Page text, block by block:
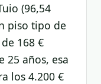
(96,54
piso tipo de
168 €
25 años, esa
los 4.200 €